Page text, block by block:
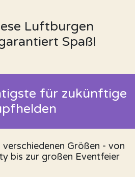
Luftburgen
Spaß!
für zukünftige
Größen - von
bis zur großen Eventfeier